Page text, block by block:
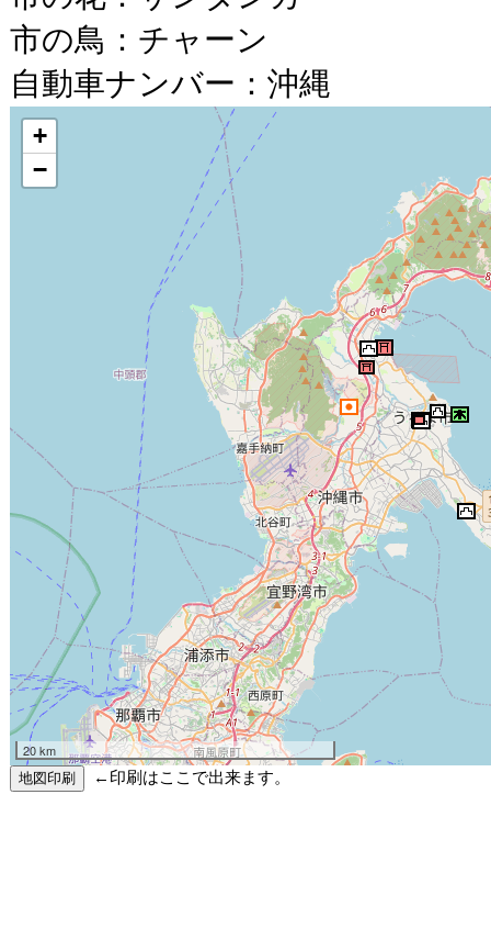
市の鳥：チャーン
自動車ナンバー：沖縄
+
−
20 km
←印刷はここで出来ます。